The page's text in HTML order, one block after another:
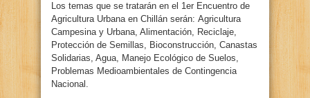
Los temas que se tratarán en el 1er Encuentro de
Agricultura Urbana en Chillán serán: Agricultura
Campesina y Urbana, Alimentación, Reciclaje,
Protección de Semillas, Bioconstrucción, Canastas
Solidarias, Agua, Manejo Ecológico de Suelos,
Problemas Medioambientales de Contingencia
Nacional.